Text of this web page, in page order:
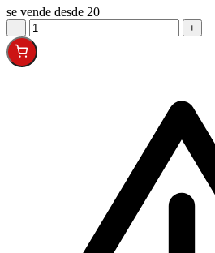
se vende desde 20
− +